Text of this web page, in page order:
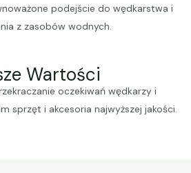
podejście do wędkarstwa i
z zasobów wodnych.
Wartości
oczekiwań wędkarzy i
sprzęt i akcesoria najwyższej jakości.